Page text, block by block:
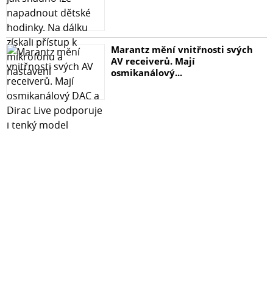
Marantz mění vnitřnosti svých
AV receiverů. Mají
osmikanálový...